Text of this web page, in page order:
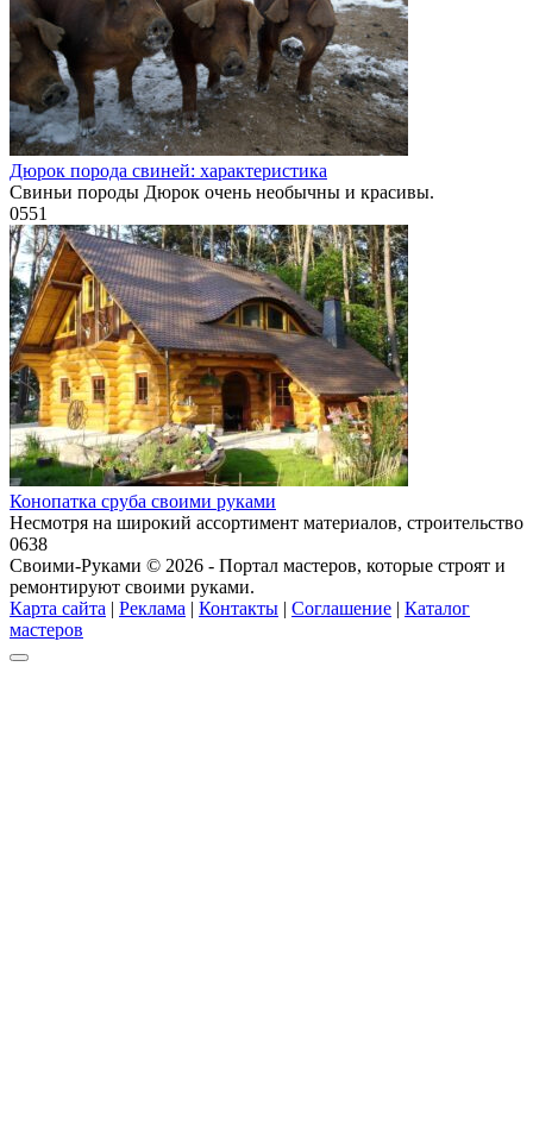
Дюрок порода свиней: характеристика
Свиньи породы Дюрок очень необычны и красивы.
0551
Конопатка сруба своими руками
Несмотря на широкий ассортимент материалов, строительство
0638
Своими-Руками © 2026 - Портал мастеров, которые строят и
ремонтируют своими руками.
Карта сайта | Реклама | Контакты | Соглашение | Каталог
мастеров